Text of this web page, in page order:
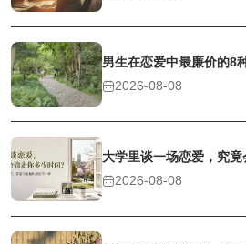
男生在恋爱中最廉价的8
2026-08-08
大学里谈一场恋爱，究
2026-08-08